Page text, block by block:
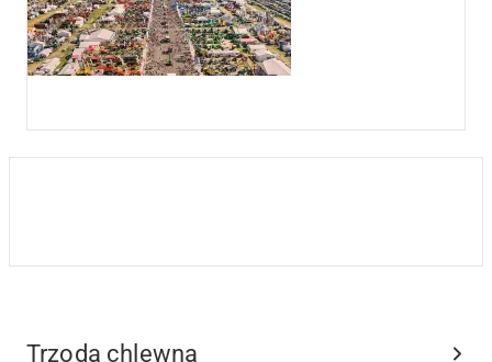
Trzoda chlewna